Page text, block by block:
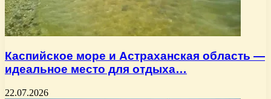
Каспийское море и Астраханская область —
идеальное место для отдыха…
22.07.2026